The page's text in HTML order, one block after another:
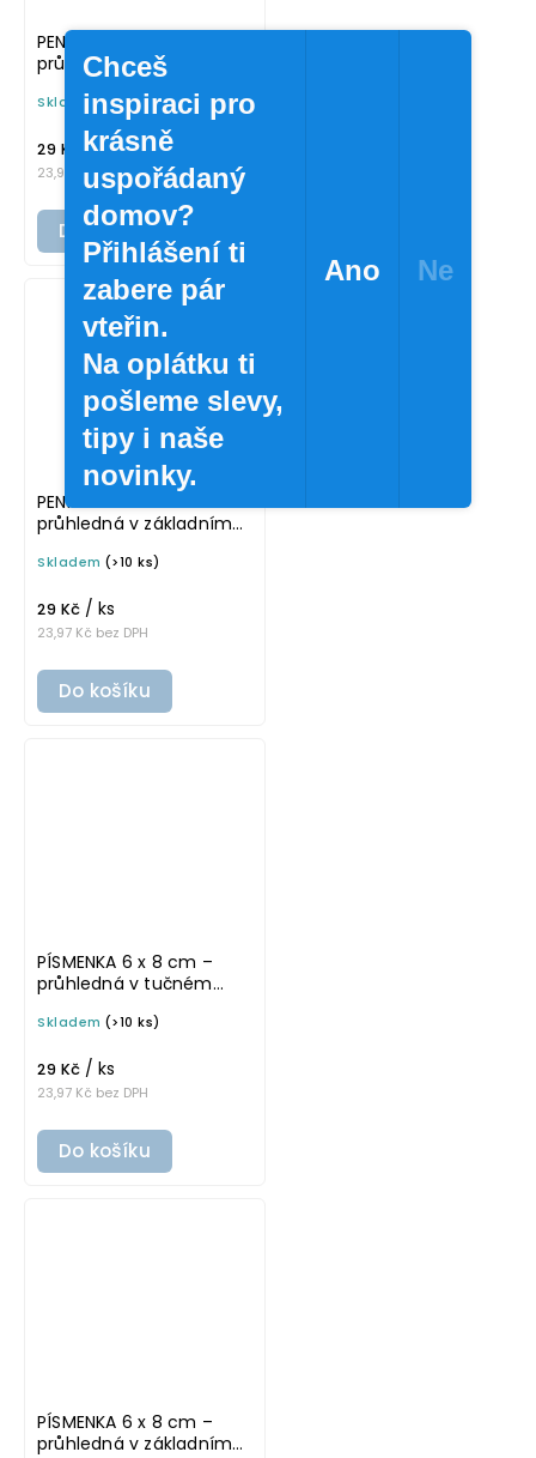
PENNE 6 x 8 cm –
průhledná v tučném
písmu, omyvatelná
samolepka na
potravinové dózy
Skladem (>10 ks)
23,97 Kč bez DPH
29 Kč/ ks
Do košíku
PENNE 6 x 8 cm –
průhledná v základním
samolepka na
Skladem (>10 ks)
23,97 Kč bez DPH
29 Kč / ks
Do košíku
PÍSMENKA 6 x 8 cm –
průhledná v tučném
samolepka na
Skladem (>10 ks)
23,97 Kč bez DPH
29 Kč / ks
Do košíku
PÍSMENKA 6 x 8 cm –
průhledná v základním
Chceš
inspiraci pro
krásně
uspořádaný
domov?
Přihlášení ti
zabere pár
vteřin.
Na oplátku ti
pošleme slevy,
tipy i naše
novinky.
Ano Ne